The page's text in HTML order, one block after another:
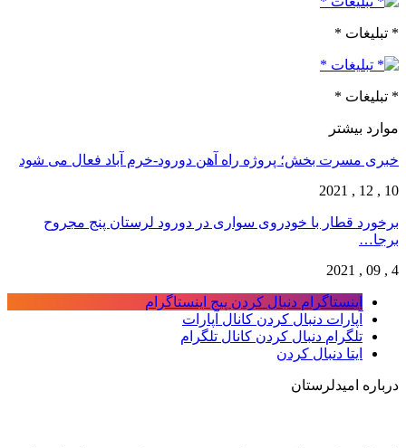
* تبلیغات *
* تبلیغات *
موارد بیشتر
خبری مسرت بخش؛ پروژه راه آهن دورود-خرم آباد فعال می شود
10 , 12 , 2021
برخورد قطار با خودروی سواری در دورود لرستان پنج مجروح
برجا…
4 , 09 , 2021
اینستاگرام دنبال کردن پیج اینستاگرام
آپارات دنبال کردن کانال آپارات
تلگرام دنبال کردن کانال تلگرام
ایتا دنبال کردن
درباره امیدلرستان